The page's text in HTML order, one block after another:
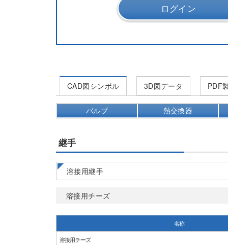
ログイン
CAD図シンボル 3D図データ PDF
バルブ 熱交換器
継手
溶接用継手
溶接用チーズ
名称
溶接用チーズ